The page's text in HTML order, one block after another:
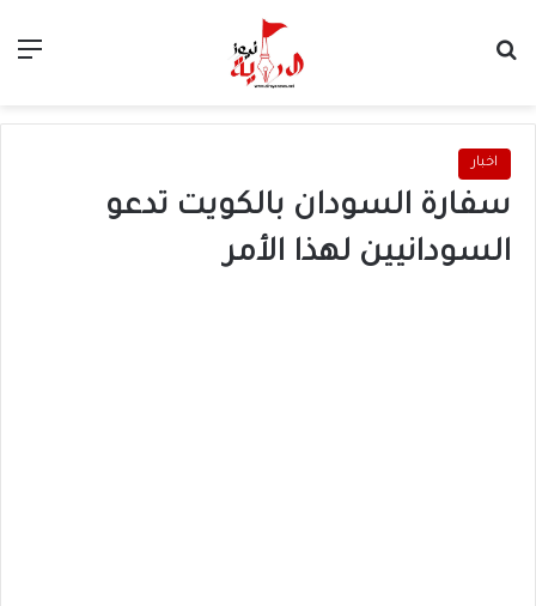
اخبار
سفارة السودان بالكويت تدعو
السودانيين لهذا الأمر